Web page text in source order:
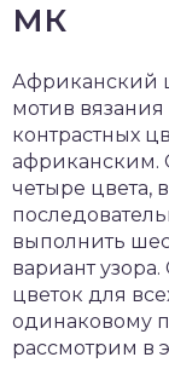
МК
Африканский
мотив
контрастных
африканским.
четыре цвета,
выполнить
вариант
цветок для
одинаковому
рассмотрим в